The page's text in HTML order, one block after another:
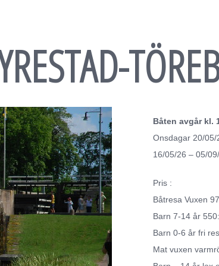
Båten avgår kl.
Onsdagar 20/
16/05/26 – 05/
Pris :
Båtresa Vuxen
Barn 7-14 år
Barn 0-6 år fri
Mat vuxen